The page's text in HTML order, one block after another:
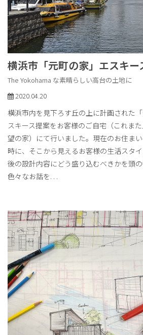
横浜市「元町の家」エスキー
The Yokohama な素晴らしい高台の土地に
2020.04.20
横浜市内を見下ろす丘の上に計画された
スキース提案をお客様のご自宅（これま
望の家）にて行いました。現在のお住ま
時に、そこから見えるお客様の生活スタ
後の設計内容にどう盛り込むべきかを頭の
色々なお話を. . .